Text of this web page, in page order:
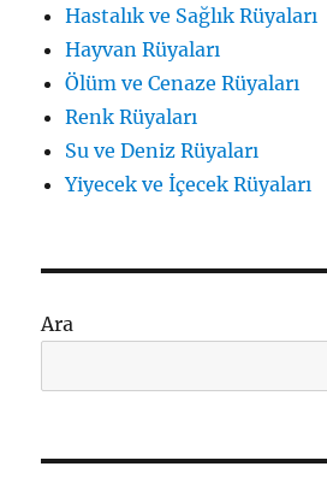
Hastalık ve Sağlık Rüyaları
Hayvan Rüyaları
Ölüm ve Cenaze Rüyaları
Renk Rüyaları
Su ve Deniz Rüyaları
Yiyecek ve İçecek Rüyaları
Ara